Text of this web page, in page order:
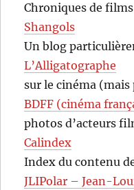
Chroniques de
Shangols
Un blog
L’Alligatographe
sur le cinéma
BDFF (cinéma
photos d’acteurs
Calindex
Index du contenu
JLIPolar – Jean-